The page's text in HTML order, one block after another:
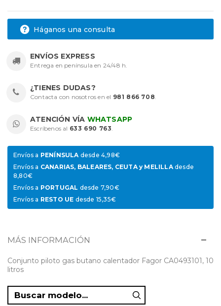
Háganos una consulta
ENVÍOS EXPRESS
Entrega en península en 24/48 h.
¿TIENES DUDAS?
Contacta con nosotros en el 981 866 708.
ATENCIÓN VÍA WHATSAPP
Escríbenos al 633 690 763.
Envíos a PENÍNSULAdesde 4,98€
Envíos a CANARIAS, BALEARES, CEUTA y MELILLAdesde
8,80€
Envíos a PORTUGAL desde 7,90€
Envíos a RESTO UE desde 15,35€
MÁS INFORMACIÓN
Conjunto piloto gas butano calentador Fagor CA0493101, 10
litros